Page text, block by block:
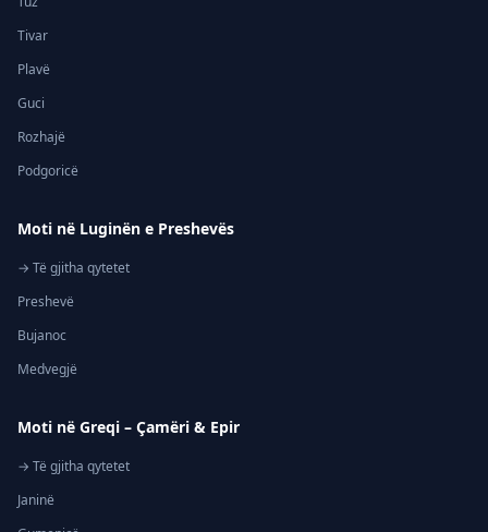
Tivar
Plavë
Guci
Rozhajë
Podgoricë
Moti në Luginën e Preshevës
→ Të gjitha qytetet
Preshevë
Bujanoc
Medvegjë
Moti në Greqi – Çamëri & Epir
→ Të gjitha qytetet
Janinë